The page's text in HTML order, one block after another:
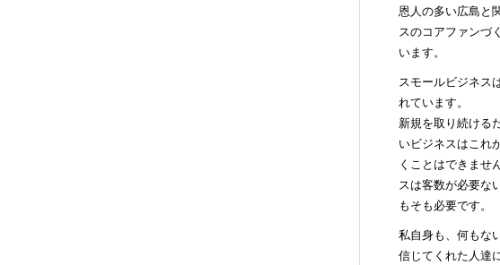
恩人の多い広島と
スのコアファンづ
います。
スモールビジネス
れています。
新規を取り続ける
いビジネスはこれ
くことはできませ
スは客数が必要な
もそも必要です。
私自身も、何もな
信じてくれた人達